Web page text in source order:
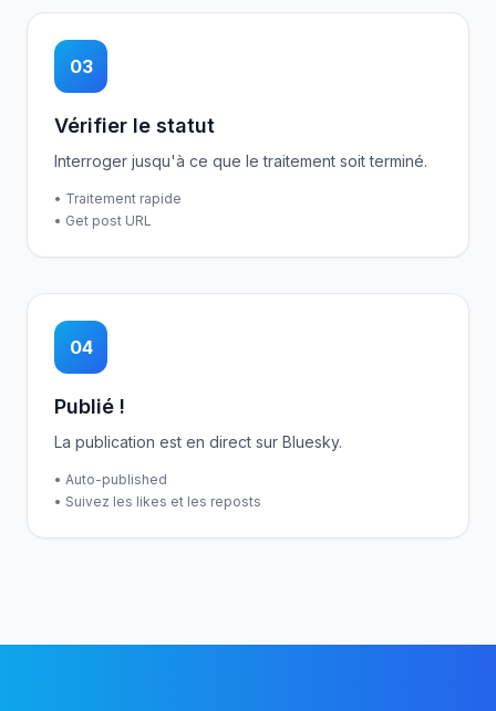
03
Vérifier le statut
Interroger jusqu'à ce que le traitement soit terminé.
• Traitement rapide
• Get post URL
04
Publié !
La publication est en direct sur Bluesky.
• Auto-published
• Suivez les likes et les reposts